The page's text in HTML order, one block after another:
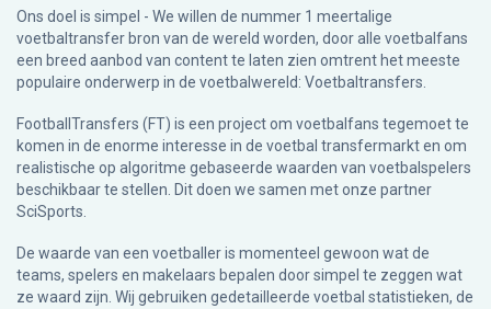
Ons doel is simpel - We willen de nummer 1 meertalige
voetbaltransfer bron van de wereld worden, door alle voetbalfans
een breed aanbod van content te laten zien omtrent het meeste
populaire onderwerp in de voetbalwereld: Voetbaltransfers.
FootballTransfers (FT) is een project om voetbalfans tegemoet te
komen in de enorme interesse in de voetbal transfermarkt en om
realistische op algoritme gebaseerde waarden van voetbalspelers
beschikbaar te stellen. Dit doen we samen met onze partner
SciSports
De waarde van een voetballer is momenteel gewoon wat de
teams, spelers en makelaars bepalen door simpel te zeggen wat
ze waard zijn. Wij gebruiken gedetailleerde voetbal statistieken, de